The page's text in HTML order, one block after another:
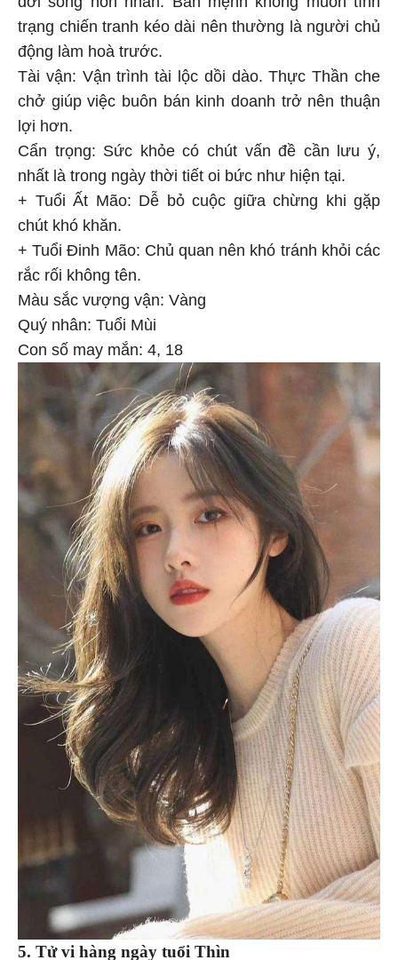
trạng chiến tranh kéo dài nên thường là người chủ
động làm hoà trước.
Tài vận: Vận trình tài lộc dồi dào. Thực Thần che
chở giúp việc buôn bán kinh doanh trở nên thuận
lợi hơn.
Cẩn trọng: Sức khỏe có chút vấn đề cần lưu ý,
nhất là trong ngày thời tiết oi bức như hiện tại.
+ Tuổi Ất Mão: Dễ bỏ cuộc giữa chừng khi gặp
chút khó khăn.
+ Tuổi Đinh Mão: Chủ quan nên khó tránh khỏi các
rắc rối không tên.
Màu sắc vượng vận: Vàng
Quý nhân: Tuổi Mùi
Con số may mắn: 4, 18
5. Tử vi hàng ngày tuổi Thìn